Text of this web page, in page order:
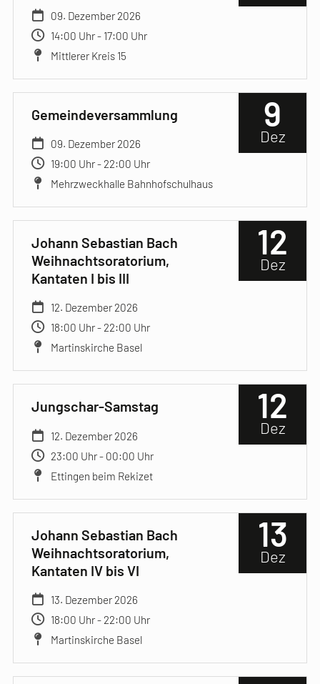
09. Dezember 2026
14:00 Uhr - 17:00 Uhr
Mittlerer Kreis 15
9
Dez
Gemeindeversammlung
09. Dezember 2026
19:00 Uhr - 22:00 Uhr
Mehrzweckhalle Bahnhofschulhaus
12
Dez
Johann Sebastian Bach
Weihnachtsoratorium,
Kantaten I bis III
12. Dezember 2026
18:00 Uhr - 22:00 Uhr
Martinskirche Basel
12
Dez
Jungschar-Samstag
12. Dezember 2026
23:00 Uhr - 00:00 Uhr
Ettingen beim Rekizet
13
Dez
Johann Sebastian Bach
Weihnachtsoratorium,
Kantaten IV bis VI
13. Dezember 2026
18:00 Uhr - 22:00 Uhr
Martinskirche Basel